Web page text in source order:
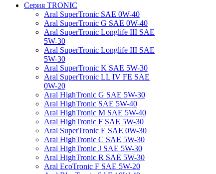
Серия TRONIC
Aral SuperTronic SAE 0W-40
Aral SuperTronic G SAE 0W-40
Aral SuperTronic Longlife III SAE
5W-30
Aral SuperTronic Longlife III SAE
5W-30
Aral SuperTronic K SAE 5W-30
Aral SuperTronic LL IV FE SAE
0W-20
Aral HighTronic G SAE 5W-30
Aral HighTronic SAE 5W-40
Aral HighTronic M SAE 5W-40
Aral HighTronic F SAE 5W-30
Aral SuperTronic E SAE 0W-30
Aral HighTronic C SAE 5W-30
Aral HighTronic J SAE 5W-30
Aral HighTronic R SAE 5W-30
Aral EcoTronic F SAE 5W-20